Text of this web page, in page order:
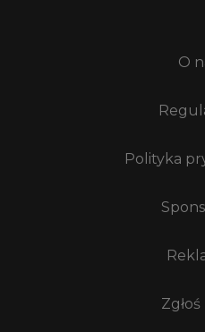
O
Polityka
Zgłoś